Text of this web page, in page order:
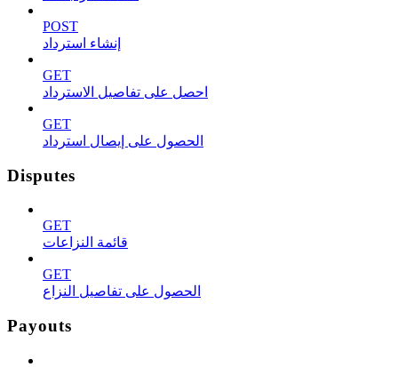
POST
إنشاء استرداد
GET
احصل على تفاصيل الاسترداد
GET
الحصول على إيصال استرداد
Disputes
GET
قائمة النزاعات
GET
الحصول على تفاصيل النزاع
Payouts